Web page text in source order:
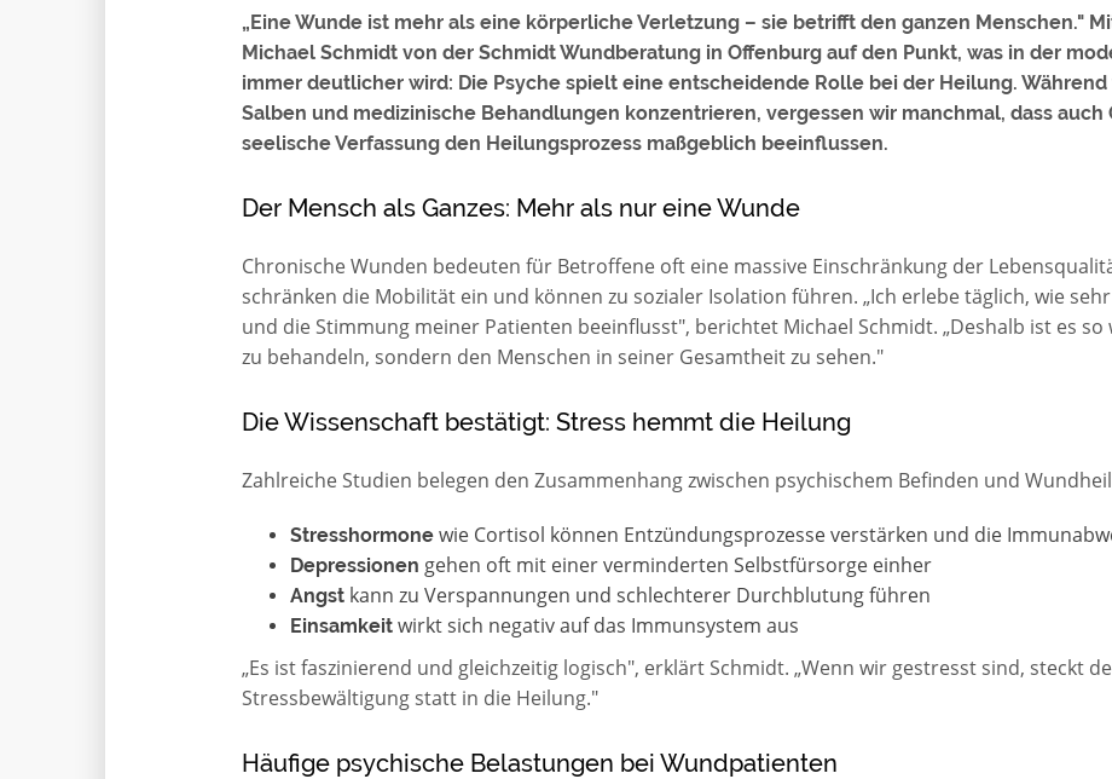
„Eine Wunde ist mehr als eine körperliche Verletzung – sie betrifft den ganzen Menschen."
Michael Schmidt von der Schmidt Wundberatung in Offenburg auf den Punkt, was in der
immer deutlicher wird: Die Psyche spielt eine entscheidende Rolle bei der Heilung.
Salben und medizinische Behandlungen konzentrieren, vergessen wir manchmal, dass
seelische Verfassung den Heilungsprozess maßgeblich beeinflussen.
Der Mensch als Ganzes: Mehr als nur eine Wunde
Chronische Wunden bedeuten für Betroffene oft eine massive Einschränkung der
schränken die Mobilität ein und können zu sozialer Isolation führen. „Ich erlebe täglich, wie
und die Stimmung meiner Patienten beeinflusst", berichtet Michael Schmidt. „Deshalb ist es
zu behandeln, sondern den Menschen in seiner Gesamtheit zu sehen."
Die Wissenschaft bestätigt: Stress hemmt die Heilung
Zahlreiche Studien belegen den Zusammenhang zwischen psychischem Befinden und
Stresshormonewie Cortisol können Entzündungsprozesse verstärken und die
Depressionen gehen oft mit einer verminderten Selbstfürsorge einher
Angstkann zu Verspannungen und schlechterer Durchblutung führen
Einsamkeit wirkt sich negativ auf das Immunsystem aus
„Es ist faszinierend und gleichzeitig logisch", erklärt Schmidt. „Wenn wir gestresst sind, steckt
Stressbewältigung statt in die Heilung."
Häufige psychische Belastungen bei Wundpatienten